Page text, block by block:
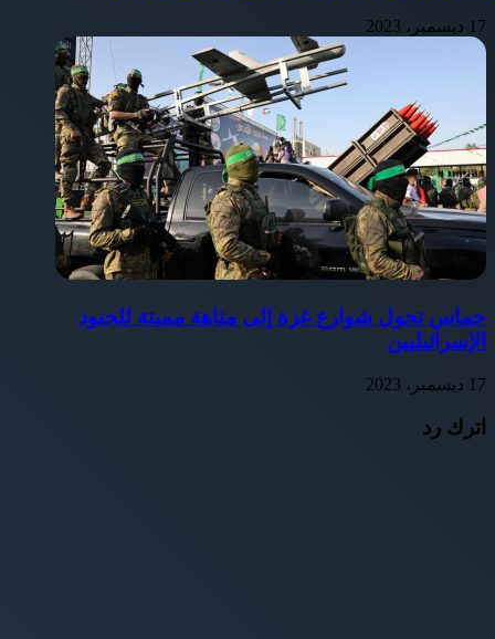
17 ديسمبر، 2023
حماس تحول شوارع غزة إلى متاهة مميتة للجنود
الإسرائيليين
17 ديسمبر، 2023
اترك رد